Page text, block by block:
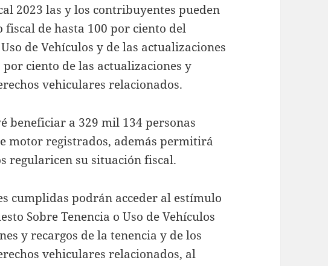
2023 las y los contribuyentes pueden
de hasta 100 por ciento del
de Vehículos y de las actualizaciones
ciento de las actualizaciones y
vehiculares relacionados.
beneficiar a 329 mil 134 personas
motor registrados, además permitirá
regularicen su situación fiscal.
cumplidas podrán acceder al estímulo
Sobre Tenencia o Uso de Vehículos
y recargos de la tenencia y de los
vehiculares relacionados, al